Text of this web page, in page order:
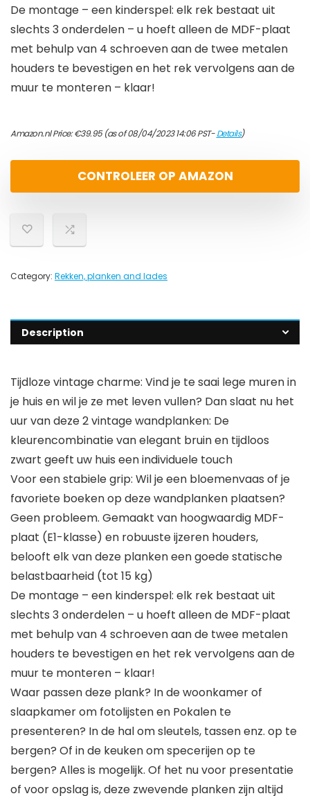
De montage – een kinderspel: elk rek bestaat uit
slechts 3 onderdelen – u hoeft alleen de MDF-plaat
met behulp van 4 schroeven aan de twee metalen
houders te bevestigen en het rek vervolgens aan de
muur te monteren – klaar!
Amazon.nl Price:€39.95(as of 08/04/2023 14:06 PST-Details)
CONTROLEER OP AMAZON
Category: Rekken, planken and lades
Description
Tijdloze vintage charme: Vind je te saai lege muren in
je huis en wil je ze met leven vullen? Dan slaat nu het
uur van deze 2 vintage wandplanken: De
kleurencombinatie van elegant bruin en tijdloos
zwart geeft uw huis een individuele touch
Voor een stabiele grip: Wil je een bloemenvaas of je
favoriete boeken op deze wandplanken plaatsen?
Geen probleem. Gemaakt van hoogwaardig MDF-
plaat (E1-klasse) en robuuste ijzeren houders,
belooft elk van deze planken een goede statische
belastbaarheid (tot 15 kg)
De montage – een kinderspel: elk rek bestaat uit
slechts 3 onderdelen – u hoeft alleen de MDF-plaat
met behulp van 4 schroeven aan de twee metalen
houders te bevestigen en het rek vervolgens aan de
muur te monteren – klaar!
Waar passen deze plank? In de woonkamer of
slaapkamer om fotolijsten en Pokalen te
presenteren? In de hal om sleutels, tassen enz. op te
bergen? Of in de keuken om specerijen op te
bergen? Alles is mogelijk. Of het nu voor presentatie
of voor opslag is, deze zwevende planken zijn altijd